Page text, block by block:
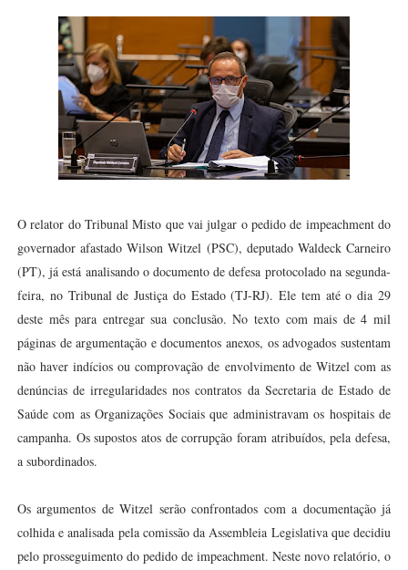
O relator do Tribunal Misto que vai julgar o pedido de impeachment do
governador afastado Wilson Witzel (PSC), deputado Waldeck Carneiro
(PT), já está analisando o documento de defesa protocolado na segunda-
feira, no Tribunal de Justiça do Estado (TJ-RJ). Ele tem até o dia 29
deste mês para entregar sua conclusão. No texto com mais de 4 mil
páginas de argumentação e documentos anexos, os advogados sustentam
não haver indícios ou comprovação de envolvimento de Witzel com as
denúncias de irregularidades nos contratos da Secretaria de Estado de
Saúde com as Organizações Sociais que administravam os hospitais de
campanha. Os supostos atos de corrupção foram atribuídos, pela defesa,
a subordinados.
Os argumentos de Witzel serão confrontados com a documentação já
colhida e analisada pela comissão da Assembleia Legislativa que decidiu
pelo prosseguimento do pedido de impeachment. Neste novo relatório, o